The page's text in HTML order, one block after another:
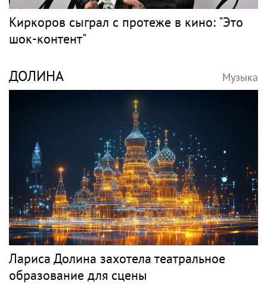
Киркоров сыграл с протеже в кино: "Это
шок-контент"
ДОЛИНА Музыка
Лариса Долина захотела театральное
образование для сцены